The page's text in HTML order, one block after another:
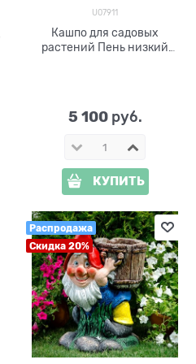
U07911
Кашпо для садовых
растений Пень низкий
5 100 руб.
КУПИТЬ
Распродажа
Скидка 20%